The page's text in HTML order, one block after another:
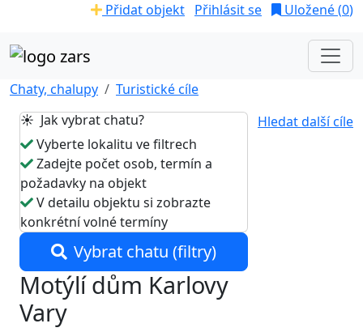
Přidat objekt Přihlásit se Uložené (0)
Chaty, chalupy
Turistické cíle
Hledat další cíle
☀️ Jak vybrat chatu?
Vyberte lokalitu ve filtrech
Zadejte počet osob, termín a
požadavky na objekt
V detailu objektu si zobrazte
konkrétní volné termíny
Vybrat chatu (filtry)
Motýlí dům Karlovy
Vary